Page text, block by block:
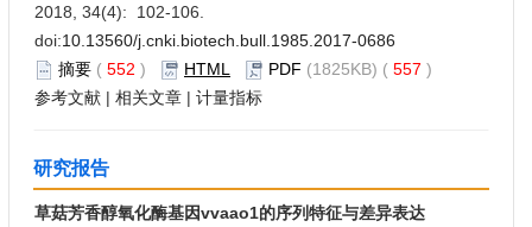
2018, 34(4): 102-106.
doi:10.13560/j.cnki.biotech.bull.1985.2017-0686
摘要 ( 552 ) HTML PDF (1825KB) ( 557 )
参考文献 | 相关文章 | 计量指标
研究报告
草菇芳香醇氧化酶基因vvaao1的序列特征与差异表达